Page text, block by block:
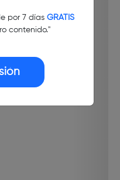
por 7 días GRATIS
contenido."